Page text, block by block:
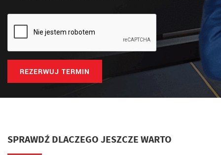
REZERWUJ TERMIN
SPRAWDŹ DLACZEGO JESZCZE WARTO